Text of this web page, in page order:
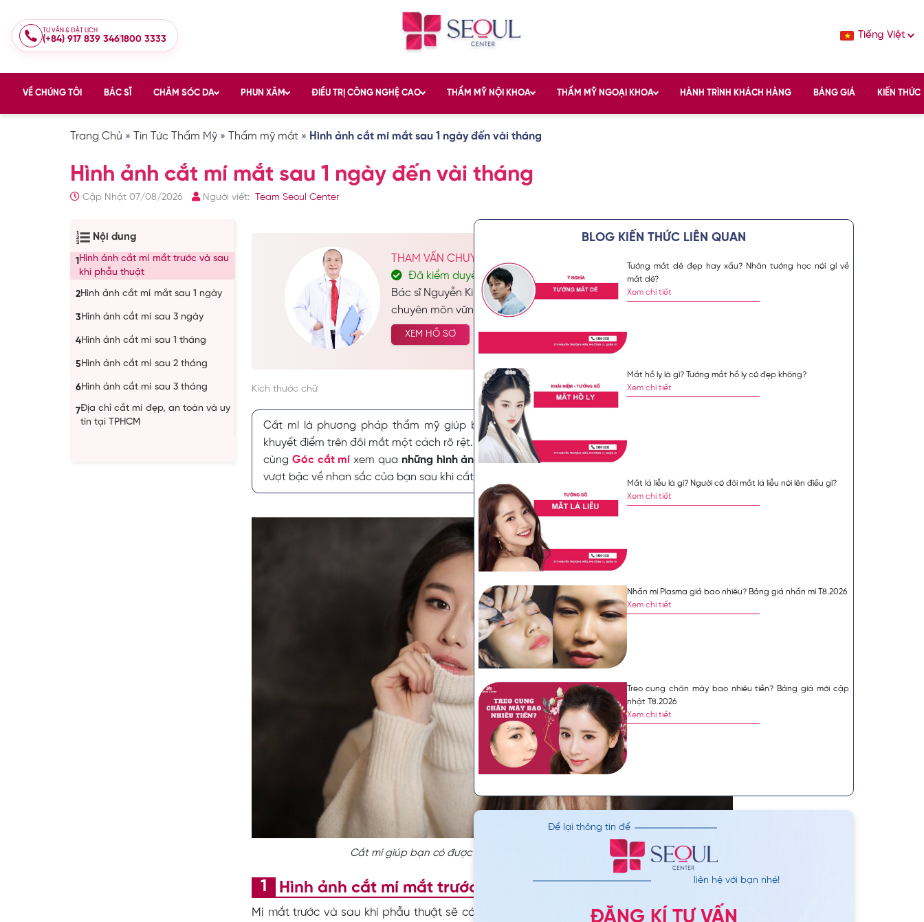
TƯ VẤN & ĐẶT LỊCH
(+84) 917 839 3461800 3333 Tiếng Việt
VỀ CHÚNG TÔI BÁC SĨ CHĂM SÓC DA PHUN XĂM ĐIỀU TRỊ CÔNG NGHỆ CAO THẨM MỸ NỘI KHOA THẨM MỸ NGOẠI KHOA HÀNH TRÌNH KHÁCH HÀNG BẢNG GIÁ KIẾN THỨC
Trang Chủ » Tin Tức Thẩm Mỹ » Thẩm mỹ mắt » Hình ảnh cắt mí mắt sau 1 ngày đến vài tháng
Hình ảnh cắt mí mắt sau 1 ngày đến vài tháng
Cập Nhật 07/08/2026 Người viết: Team Seoul Center
Nội dung
1 Hình ảnh cắt mí mắt trước và sau
khi phẫu thuật
2Hình ảnh cắt mí mắt sau 1 ngày
3Hình ảnh cắt mí sau 3 ngày
4Hình ảnh cắt mí sau 1 tháng
5Hình ảnh cắt mí sau 2 tháng
6Hình ảnh cắt mí sau 3 tháng
7Địa chỉ cắt mí đẹp, an toàn và uy
tín tại TPHCM
THAM VẤN CHUYÊN MÔN: BÁC SĨ CKII. NGUYỄN KIM KHOA
Đã kiểm duyệt nội dung
Bác sĩ Nguyễn Kim Khoa không chỉ nổi bật với kiến thức
chuyên môn vững chắc mà còn được biết đến như một vị
bác sĩ đầy tâm huyết, luôn tận tâm vì lợi ích và sự hài lòng
của bệnh nhân. Hiện nay, bác sĩ Nguyễn Kim Khoa đảm nhiệm
vị trí quan trọng tại Khoa Thẩm Mỹ của Bệnh viện Da Liễu
XEM HỒ SƠ
Kích thước chữ Mặc định
Cắt mí là phương pháp thẩm mỹ giúp bạn thay đổi diện mạo, khắc phục được những
khuyết điểm trên đôi mắt một cách rõ rệt. Vậy sự thay đổi của mắt sau khi cắt mí là gì? Hãy
cùng Góc cắt mí xem qua những hình ảnh cắt mí mắtđể có thể thấy rõ được sự thay đổi
vượt bậc về nhan sắc của bạn sau khi cắt mí.
Cắt mí giúp bạn có được đôi mắt 2 mí to tròn, đẹp cân đối
Hình ảnh cắt mí mắt trước và sau khi phẫu thuật
Mí mắt trước và sau khi phẫu thuật sẽ có nhiều sự thay đổi rõ rệt, đặc biệt là các khuyết
BLOG KIẾN THỨC LIÊN QUAN
Tướng mắt dê đẹp hay xấu? Nhân tướng học nói gì về
mắt dê?
Xem chi tiết
Mắt hồ ly là gì? Tướng mắt hồ ly có đẹp không?
Xem chi tiết
Mắt lá liễu là gì? Người có đôi mắt lá liễu nói lên điều gì?
Xem chi tiết
Nhấn mí Plasma giá bao nhiêu? Bảng giá nhấn mí T8.2026
Xem chi tiết
Treo cung chân mày bao nhiêu tiền? Bảng giá mới cập
nhật T8.2026
Xem chi tiết
Để lại thông tin để
liên hệ với bạn nhé!
ĐĂNG KÍ TƯ VẤN